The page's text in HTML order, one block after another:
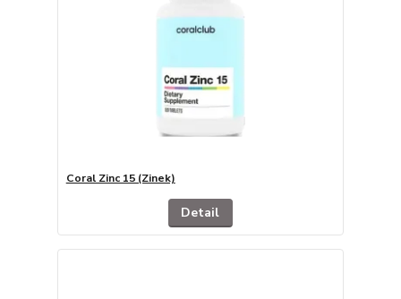
Coral Zinc 15 (Zinek)
Detail